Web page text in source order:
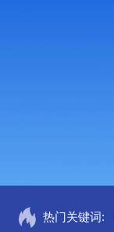
热门关键词: